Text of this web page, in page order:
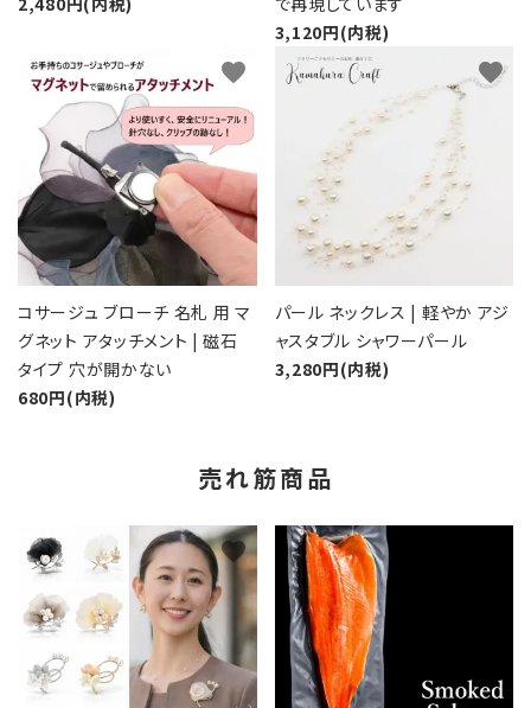
3,120円(内税)
コサージュ ブローチ 名札 用 マ
グネット アタッチメント | 磁石
タイプ 穴が開かない
680円(内税)
favorite
パール ネックレス | 軽やか アジ
ャスタブル シャワーパール
3,280円(内税)
favorite
売れ筋商品
favorite